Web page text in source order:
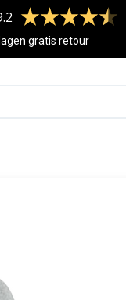
gratis retour